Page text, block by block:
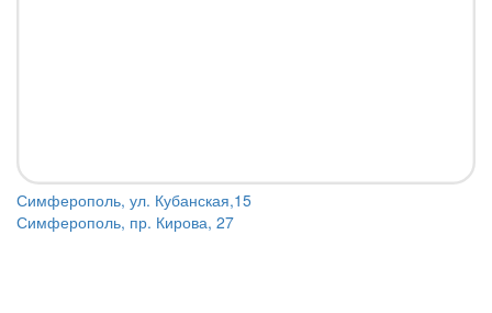
Симферополь, ул. Кубанская,15
Симферополь, пр. Кирова, 27